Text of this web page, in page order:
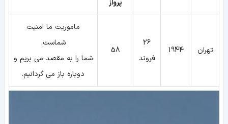
پرواز
تهران 1944
26
فروند
58
ماموریت ما امنیت
شماست.
شما را به مقصد می بریم و
دوباره باز می گردانیم.